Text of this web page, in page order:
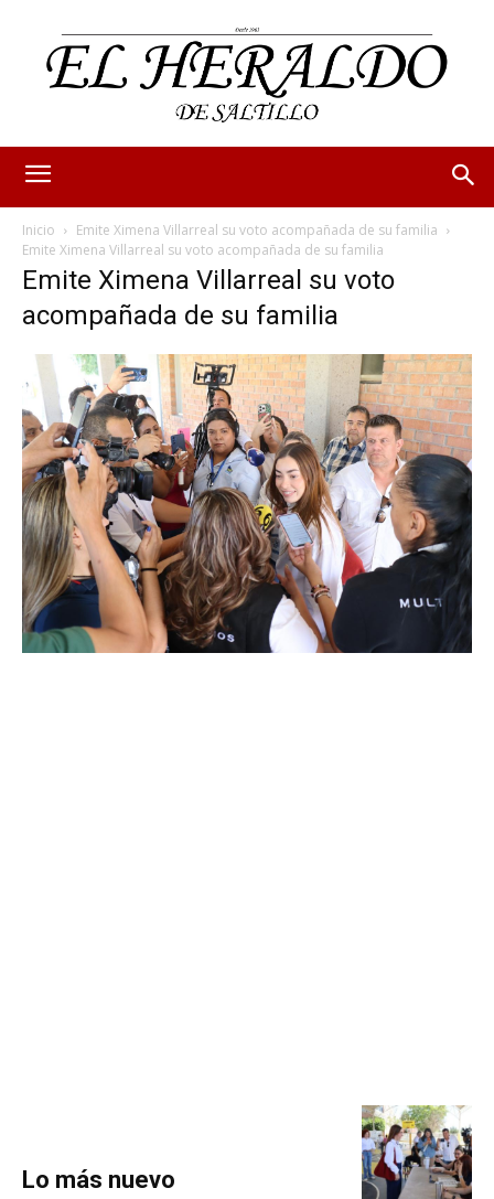
Inicio
Emite Ximena Villarreal su voto acompañada de su familia
Emite Ximena Villarreal su voto acompañada de su familia
Emite Ximena Villarreal su voto
acompañada de su familia
Lo más nuevo